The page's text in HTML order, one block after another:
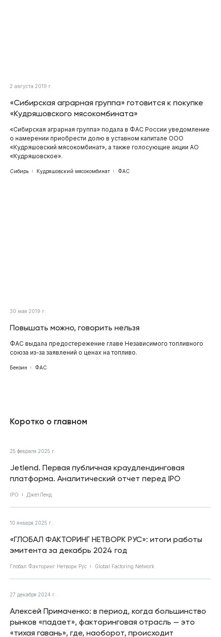
2 августа 2019 г.
«Сибирская аграрная группа» готовится к покупке
«Кудряшовского мясокомбината»
«Сибирская аграрная группа» подала в ФАС России уведомление
о намерении приобрести долю в уставном капитале ООО
«Кудряшовский мясокомбинат», а также голосующие акции АО
«Кудряшовское».
Сибирь Кудряшовский мясокомбинат ФАС
30 мая 2019 г.
Повышать можно, говорить нельзя
ФАС выдала предостережение главе Независимого топливного
союза из-за заявлений о ценах на топливо.
Бензин ФАС
Коротко о главном
25 февраля 2025 г.
Jetlend. Первая публичная краудлендинговая
платформа. Аналитический отчет перед IPO
IPO ДжетЛенд
10 января 2025 г.
«ГЛОБАЛ ФАКТОРИНГ НЕТВОРК РУС»: итоги работы
эмитента за декабрь 2024 год
Глобал Факторинг Нетворк Рус Global Factoring Network
27 декабря 2024 г.
Алексей Примаченко: в период, когда большинство
рынков «падает», факторинговая отрасль — это
«тихая гавань», где, наоборот, происходит